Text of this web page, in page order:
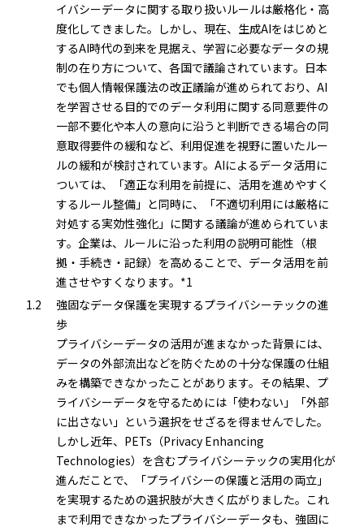
イバシーデータに関する取り扱いルールは厳格化・高
度化してきました。しかし、現在、生成AIをはじめと
するAI時代の到来を見据え、学習に必要なデータの規
制の在り方について、各国で議論されています。日本
でも個人情報保護法の改正議論が進められており、AI
を学習させる目的でのデータ利用に関する同意要件の
一部不要化や本人の意向に沿うと判断できる場合の同
意取得要件の緩和など、利用促進を視野に置いたルー
ルの緩和が検討されています。AIによるデータ活用に
ついては、「適正な利用を前提に、活用を進めやすく
するルール整備」と同時に、「不適切利用には厳格に
対処する実効性強化」に関する議論が進められていま
す。企業は、ルールに沿った利用の説明可能性（根
拠・手続き・記録）を高めることで、データ活用を前
進させやすくなります。*1
1.2
強固なデータ保護を実現するプライバシーテックの進
歩
プライバシーデータの活用が進まなかった背景には、
データの外部流出などを防ぐための十分な保護の仕組
みを構築できなかったことがあります。その結果、プ
ライバシーデータを守るためには「使わない」「外部
に出さない」という選択をせざるを得ませんでした。
しかし近年、PETs（Privacy Enhancing
Technologies）を含むプライバシーテックの実用化が
進んだことで、「プライバシーの保護と活用の両立」
を実現するための選択肢が大きく広がりました。これ
まで利用できなかったプライバシーデータも、強固に